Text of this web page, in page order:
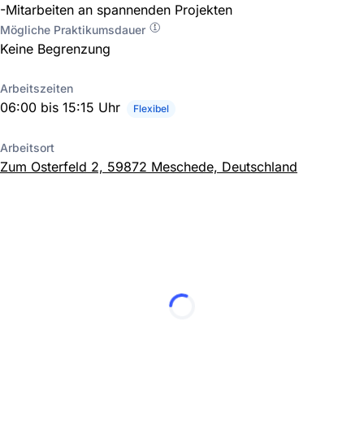
-Mitarbeiten an spannenden Projekten
Mögliche Praktikumsdauer
Keine Begrenzung
Arbeitszeiten
06:00 bis 15:15 Uhr Flexibel
Arbeitsort
Zum Osterfeld 2, 59872 Meschede, Deutschland